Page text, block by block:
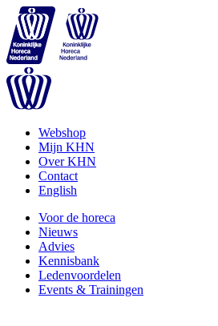
Webshop
Mijn KHN
Over KHN
Contact
English
Voor de horeca
Nieuws
Advies
Kennisbank
Ledenvoordelen
Events & Trainingen